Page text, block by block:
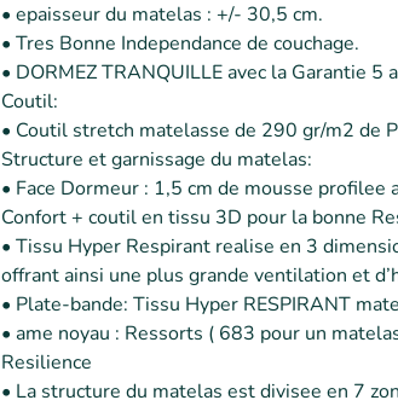
• epaisseur du matelas : +/- 30,5 cm.
• Tres Bonne Independance de couchage.
• DORMEZ TRANQUILLE avec la Garantie 5
Coutil:
• Coutil stretch matelasse de 290 gr/m2 de
Structure et garnissage du matelas:
• Face Dormeur : 1,5 cm de mousse
Confort + coutil en tissu 3D pour la bonne
• Tissu Hyper Respirant realise en 3
offrant ainsi une plus grande ventilation et
• Plate-bande: Tissu Hyper RESPIRANT
• ame noyau : Ressorts ( 683 pour un
Resilience
• La structure du matelas est divisee en 7